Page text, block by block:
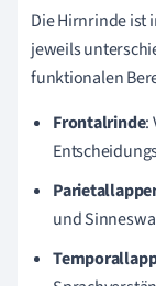
Die Hirnrinde ist
jeweils
funktionalen
Frontalrinde:
und